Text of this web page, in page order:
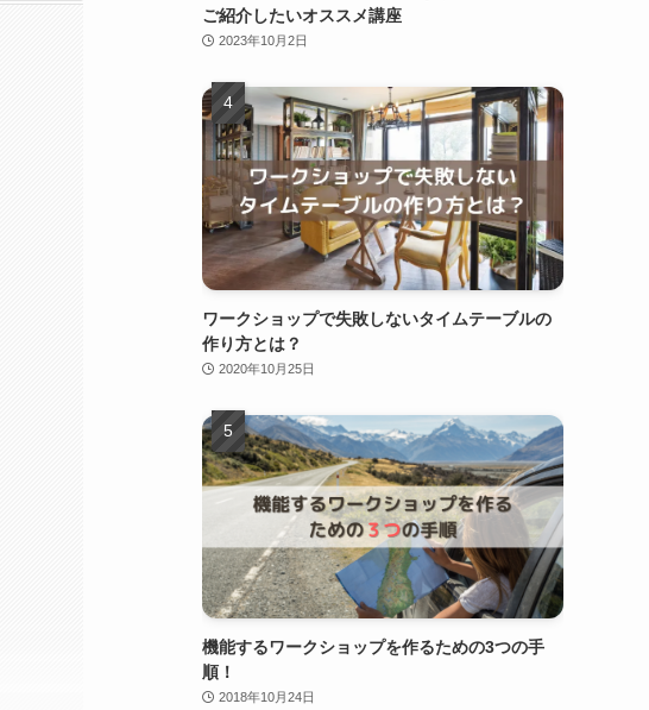
ご紹介したいオススメ講座
2023年10月2日
ワークショップで失敗しないタイムテーブルの
作り方とは？
2020年10月25日
機能するワークショップを作るための3つの手
順！
2018年10月24日